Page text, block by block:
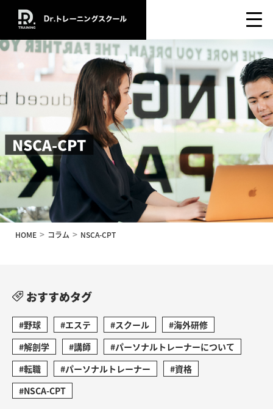
NSCA-CPT
HOME コラム NSCA-CPT
おすすめタグ
#野球 #エステ #スクール
#海外研修
#解剖学
#講師
#パーソナルトレーナーについて
#転職
#パーソナルトレーナー
#資格
#NSCA-CPT